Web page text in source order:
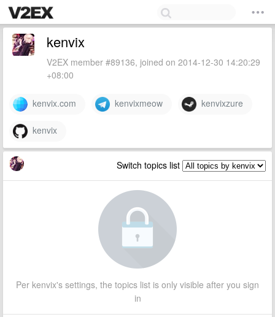
kenvix
V2EX member #89136, joined on 2014-12-30 14:20:29
+08:00
kenvix.com kenvixmeow kenvixzure
kenvix
Switch topics list
Per kenvix's settings, the topics list is only visible after you sign
in